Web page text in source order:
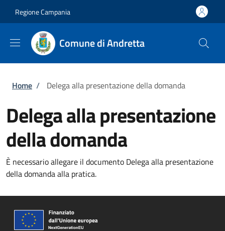
Regione Campania
Comune di Andretta
Briciole di pane
Home / Delega alla presentazione della domanda
Delega alla presentazione
della domanda
È necessario allegare il documento Delega alla presentazione
della domanda alla pratica.